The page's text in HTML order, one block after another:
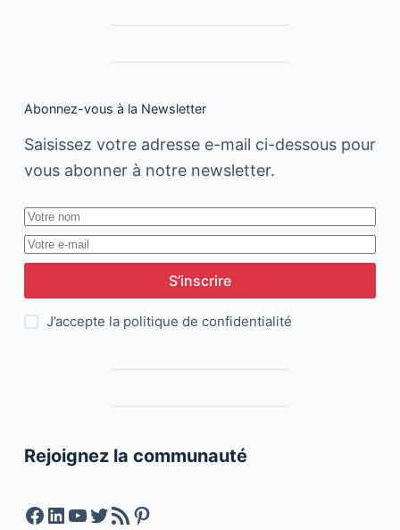
Abonnez-vous à la Newsletter
Saisissez votre adresse e-mail ci-dessous pour
vous abonner à notre newsletter.
S’inscrire
J’accepte la politique de confidentialité
Rejoignez la communauté
Facebook
LinkedIn
YouTube
Twitter
Feed RSSPinterest